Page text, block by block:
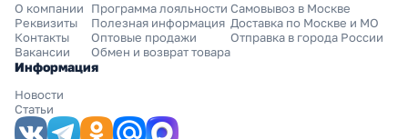
О компании
Реквизиты
Контакты
Вакансии
Программа лояльности
Полезная информация
Оптовые продажи
Обмен и возврат товара
Самовывоз в Москве
Доставка по Москве и МО
Отправка в города России
Информация
Новости
Статьи